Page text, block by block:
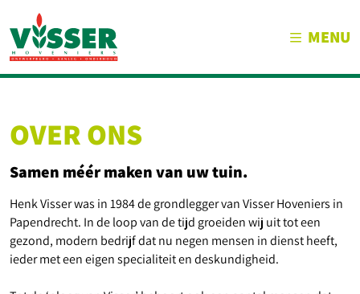
MENU
OVER ONS
Samen méér maken van uw tuin.
Henk Visser was in 1984 de grondlegger van Visser Hoveniers in
Papendrecht. In de loop van de tijd groeiden wij uit tot een
gezond, modern bedrijf dat nu negen mensen in dienst heeft,
ieder met een eigen specialiteit en deskundigheid.